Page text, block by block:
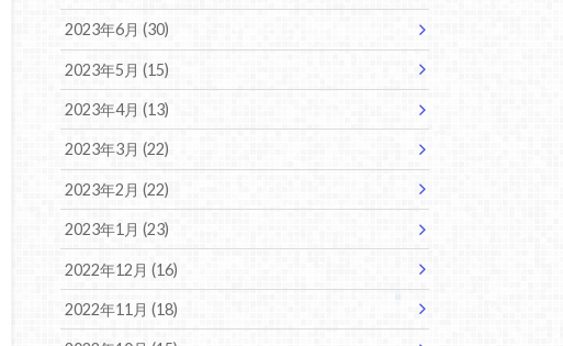
2023年6月 (30)
2023年5月 (15)
2023年4月 (13)
2023年3月 (22)
2023年2月 (22)
2023年1月 (23)
2022年12月 (16)
2022年11月 (18)